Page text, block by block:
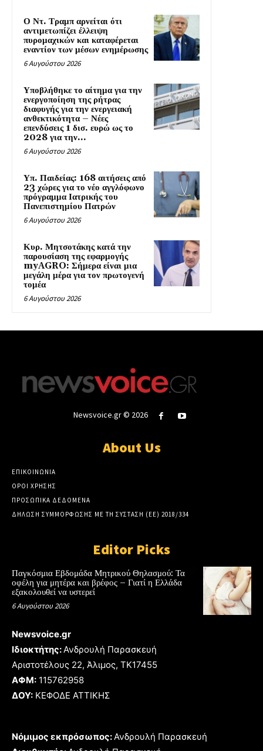
Ο Ντ. Τραμπ αρνείται ότι
αντιμετωπίζει έλλειψη
πυρομαχικών και καταφέρεται
εναντίον των μέσων ενημέρωσης
6 Αυγούστου 2026
Υποβλήθηκε το αίτημα για την
ενεργοποίηση της ρήτρας
διαφυγής για την ενεργειακή
ανθεκτικότητα – Νέες
επενδύσεις 1 δισ. ευρώ ως το
2028 για την...
6 Αυγούστου 2026
Υπ. Παιδείας: 168 αιτήσεις από
23 χώρες για το νέο αγγλόφωνο
πρόγραμμα Ιατρικής του
Πανεπιστημίου Πατρών
6 Αυγούστου 2026
Κυρ. Μητσοτάκης κατά την
παρουσίαση της εφαρμογής
myAGRO: Σήμερα είναι μια
μεγάλη μέρα για τον πρωτογενή
τομέα
6 Αυγούστου 2026
Newsvoice.gr © 2026
About Us
ΕΠΙΚΟΙΝΩΝΙΑ
ΟΡΟΙ ΧΡΗΣΗΣ
ΠΡΟΣΩΠΙΚΑ ΔΕΔΟΜΕΝΑ
ΔΗΛΩΣΗ ΣΥΜΜΟΡΦΩΣΗΣ ΜΕ ΤΗ ΣΥΣΤΑΣΗ (ΕΕ) 2018/334
Editor Picks
Παγκόσμια Εβδομάδα Μητρικού Θηλασμού: Τα
οφέλη για μητέρα και βρέφος – Γιατί η Ελλάδα
εξακολουθεί να υστερεί
6 Αυγούστου 2026
Newsvoice.gr
Ιδιοκτήτης: Ανδρουλή Παρασκευή
Αριστοτέλους 22, Άλιμος, TK17455
ΑΦΜ: 115762958
ΔΟΥ: ΚΕΦΟΔΕ ΑΤΤΙΚΗΣ
Νόμιμος εκπρόσωπος: Ανδρουλή Παρασκευή